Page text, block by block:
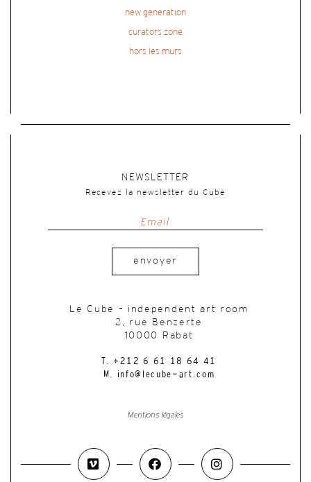
new generation
curators zone
hors les murs
NEWSLETTER
Recevez la newsletter du Cube
envoyer
Le Cube – independent art room
2, rue Benzerte
10000 Rabat
T. +212 6 61 18 64 41
M. info@lecube-art.com
Mentions légales